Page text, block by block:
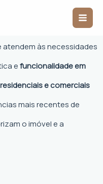
Main
em
atendem às necessidades
efuncionalidade em
residenciais e comerciais
mais recentes de
o imóvel e a